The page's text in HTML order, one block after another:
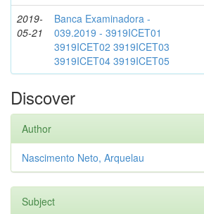
2019-
05-21
Banca Examinadora -
039.2019 - 3919ICET01
3919ICET02 3919ICET03
3919ICET04 3919ICET05
Discover
Author
Nascimento Neto, Arquelau
Subject